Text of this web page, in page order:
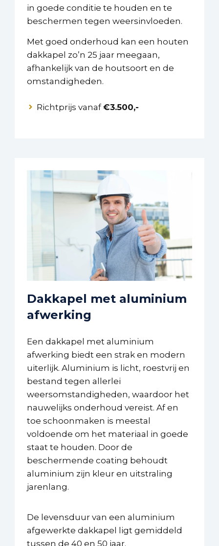
in goede conditie te houden en te
beschermen tegen weersinvloeden.
Met goed onderhoud kan een houten
dakkapel zo’n 25 jaar meegaan,
afhankelijk van de houtsoort en de
omstandigheden.
Richtprijs vanaf€3.500,-
Dakkapel met aluminium
afwerking
Een dakkapel met aluminium
afwerking biedt een strak en modern
uiterlijk. Aluminium is licht, roestvrij en
bestand tegen allerlei
weersomstandigheden, waardoor het
nauwelijks onderhoud vereist. Af en
toe schoonmaken is meestal
voldoende om het materiaal in goede
staat te houden. Door de
beschermende coating behoudt
aluminium zijn kleur en uitstraling
jarenlang.
De levensduur van een aluminium
afgewerkte dakkapel ligt gemiddeld
tussen de 40 en 50 jaar.